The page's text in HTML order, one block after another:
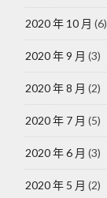
2020 年 10 月 (6)
2020 年 9 月 (3)
2020 年 8 月 (2)
2020 年 7 月 (5)
2020 年 6 月 (3)
2020 年 5 月 (2)